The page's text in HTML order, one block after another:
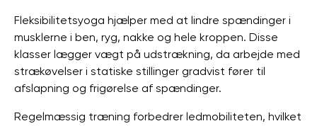
Fleksibilitetsyoga hjælper med at lindre spændinger i
musklerne i ben, ryg, nakke og hele kroppen. Disse
klasser lægger vægt på udstrækning, da arbejde med
strækøvelser i statiske stillinger gradvist fører til
afslapning og frigørelse af spændinger.
Regelmæssig træning forbedrer ledmobiliteten, hvilket